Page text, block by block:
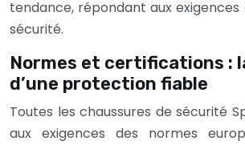
tendance, répondant aux
sécurité.
Normes et certifications :
d’une protection fiable
Toutes les chaussures de sécurité
aux exigences des normes